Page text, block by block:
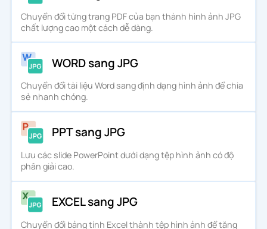
Chuyển đổi từng trang PDF của bạn thành hình ảnh JPG
chất lượng cao một cách dễ dàng.
WORD sang JPG
Chuyển đổi tài liệu Word sang định dạng hình ảnh để chia
sẻ nhanh chóng.
PPT sang JPG
Lưu các slide PowerPoint dưới dạng tệp hình ảnh có độ
phân giải cao.
EXCEL sang JPG
Chuyển đổi bảng tính Excel thành tệp hình ảnh để tăng